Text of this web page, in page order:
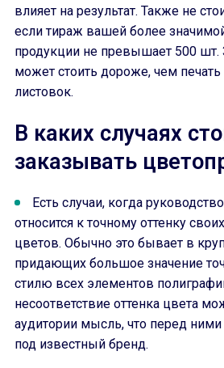
влияет на результат. Также не
если тираж вашей более
продукции не превышает 500 шт.
может стоить дороже, чем
листовок.
В каких случаях
заказывать
Есть случаи, когда
относится к точному оттенку
цветов. Обычно это бывает в
придающих большое значение
стилю всех элементов
несоответствие оттенка цвета
аудитории мысль, что перед
под известный бренд.